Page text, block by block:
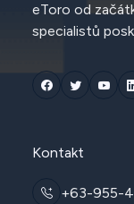
eToro od
specialistů
Kontakt
+63-955-